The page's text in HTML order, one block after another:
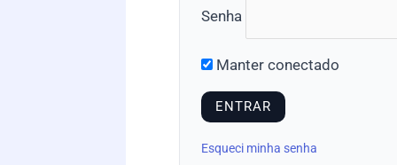
Senha
Manter conectado
Esqueci minha senha